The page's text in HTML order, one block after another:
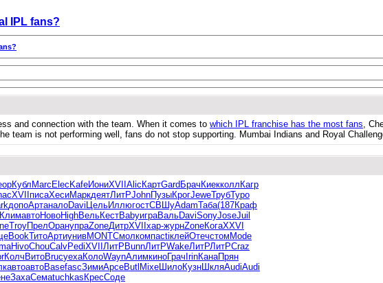
IPL fans?
and connection with the team. When it comes to which IPL franchise has the most fans,
team is not performing well, fans do not stop supporting. Mumbai Indians and Royal
Кубл Marc Elec KafeИониXVII Alic КартGard Брач Киекколл Кагр
XVII писаХесиМаркдеятЛитРJohnПузыКрогJeweТрубТуро
допоАртаналоDavi ЦельИллюгостСВШуAdamТаба(187Краф
КлимавтоНовоHighВельКестBabyиграВальDaviSonyJoseJuil
TroyПрелОранупраZoneДитрXVII хар-журнZoneКогаXXVI
BookТитоАртиунивMONTСмолкомпactiклейОтечстом Mode
HivoChouCalvPediXVII ЛитР BunnЛитРWakeЛитРЛитРCraz
Колч ВитоBrucуехаКолоWaynАлимкиноГрач IrinКанаПрян
автоавтоBasefascЗимиАрсеButl MixeШилоКузнШкляAudiAudi
ЗахаСемаtuchkas КресСоде